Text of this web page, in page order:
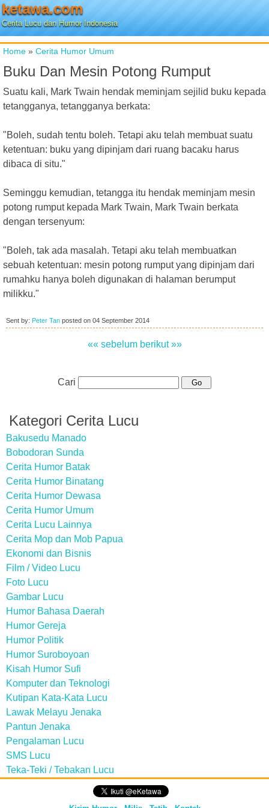
ketawa.com
Cerita Lucu dan Humor Indonesia
Home » Cerita Humor Umum
Buku Dan Mesin Potong Rumput
Suatu kali, Mark Twain hendak meminjam sejilid buku kepada
tetangganya, tetangganya berkata:
"Boleh, sudah tentu boleh. Tetapi aku telah membuat suatu
ketentuan: buku yang dipinjam dari ruang bacaku harus
dibaca di situ."
Seminggu kemudian, tetangga itu hendak meminjam mesin
potong rumput kepada Mark Twain, Mark Twain berkata
dengan tersenyum:
"Boleh, tak ada masalah. Tetapi aku telah membuatkan
sebuah ketentuan: mesin potong rumput yang dipinjam dari
rumahku hanya boleh digunakan di halaman berumput
milikku."
Sent by: Peter Tan posted on 04 September 2014
«« sebelum berikut »»
Cari
Kategori Cerita Lucu
Bakusedu Manado
Bobodoran Sunda
Cerita Humor Batak
Cerita Humor Binatang
Cerita Humor Dewasa
Cerita Humor Umum
Cerita Lucu Lainnya
Cerita Mop dan Mob Papua
Ekonomi dan Bisnis
Film / Video Lucu
Foto Lucu
Gambar Lucu
Humor Bahasa Daerah
Humor Gereja
Humor Politik
Humor Suroboyoan
Kisah Humor Sufi
Komputer dan Teknologi
Kutipan Kata-Kata Lucu
Lawak Melayu Jenaka
Pantun Jenaka
Pengalaman Lucu
SMS Lucu
Teka-Teki / Tebakan Lucu